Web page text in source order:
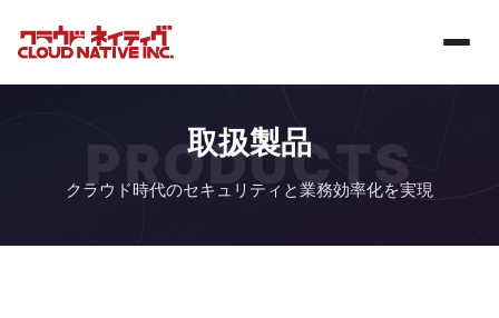
PRODUCTS
取扱製品
クラウド時代のセキュリティと業務効率化を実現